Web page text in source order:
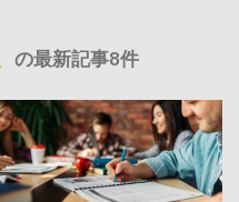
の最新記事8件